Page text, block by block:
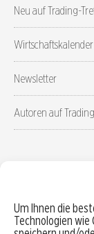
Um Ihnen die
Technologien
Neu auf Trading-
Wirtschaftskalender
Newsletter
Autoren auf
Robo-Advisor